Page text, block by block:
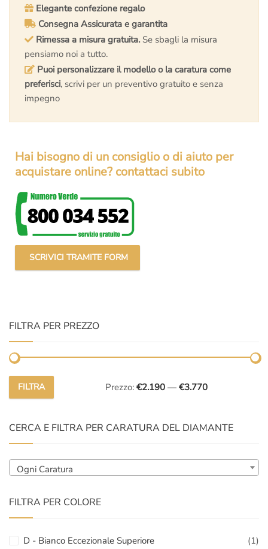
Elegante confezione regalo
Consegna Assicurata e garantita
Rimessa a misura gratuita. Se sbagli la misura
pensiamo noi a tutto.
Puoi personalizzare il modello o la caratura come
preferisci, scrivi per un preventivo gratuito e senza
impegno
Hai bisogno di un consiglio o di aiuto per
acquistare online? contattaci subito
SCRIVICI TRAMITE FORM
FILTRA PER PREZZO
Prezzo
Prezzo
FILTRA Prezzo: €2.190 — €3.770
CERCA E FILTRA PER CARATURA DEL DIAMANTE
Ogni Caratura
FILTRA PER COLORE
D - Bianco Eccezionale Superiore
(1)